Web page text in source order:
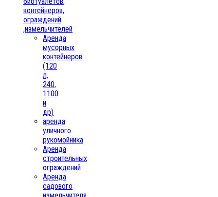
контейнеров,
ограждений
,измельчителей
Аренда
мусорных
контейнеров
(120
л,
240,
1100
и
др)
аренда
уличного
рукомойника
Аренда
строительных
ограждений
Аренда
садового